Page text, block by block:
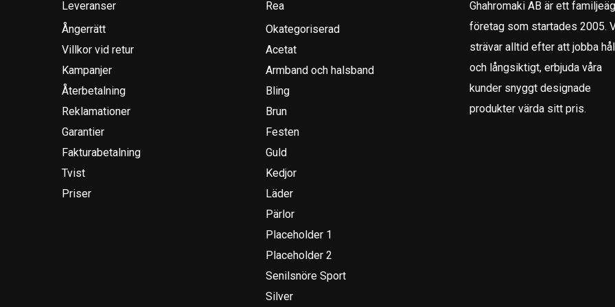
Leveranser
Ångerrätt
Villkor vid retur
Kampanjer
Återbetalning
Reklamationer
Garantier
Fakturabetalning
Tvist
Priser
Rea
Okategoriserad
Acetat
Armband och halsband
Bling
Brun
Festen
Guld
Kedjor
Läder
Pärlor
Placeholder 1
Placeholder 2
Senilsnöre Sport
Silver
Ghahromaki AB är ett
företag som startades 2005.
strävar alltid efter att jobba
och långsiktigt, erbjuda våra
kunder snyggt designade
produkter värda sitt pris.